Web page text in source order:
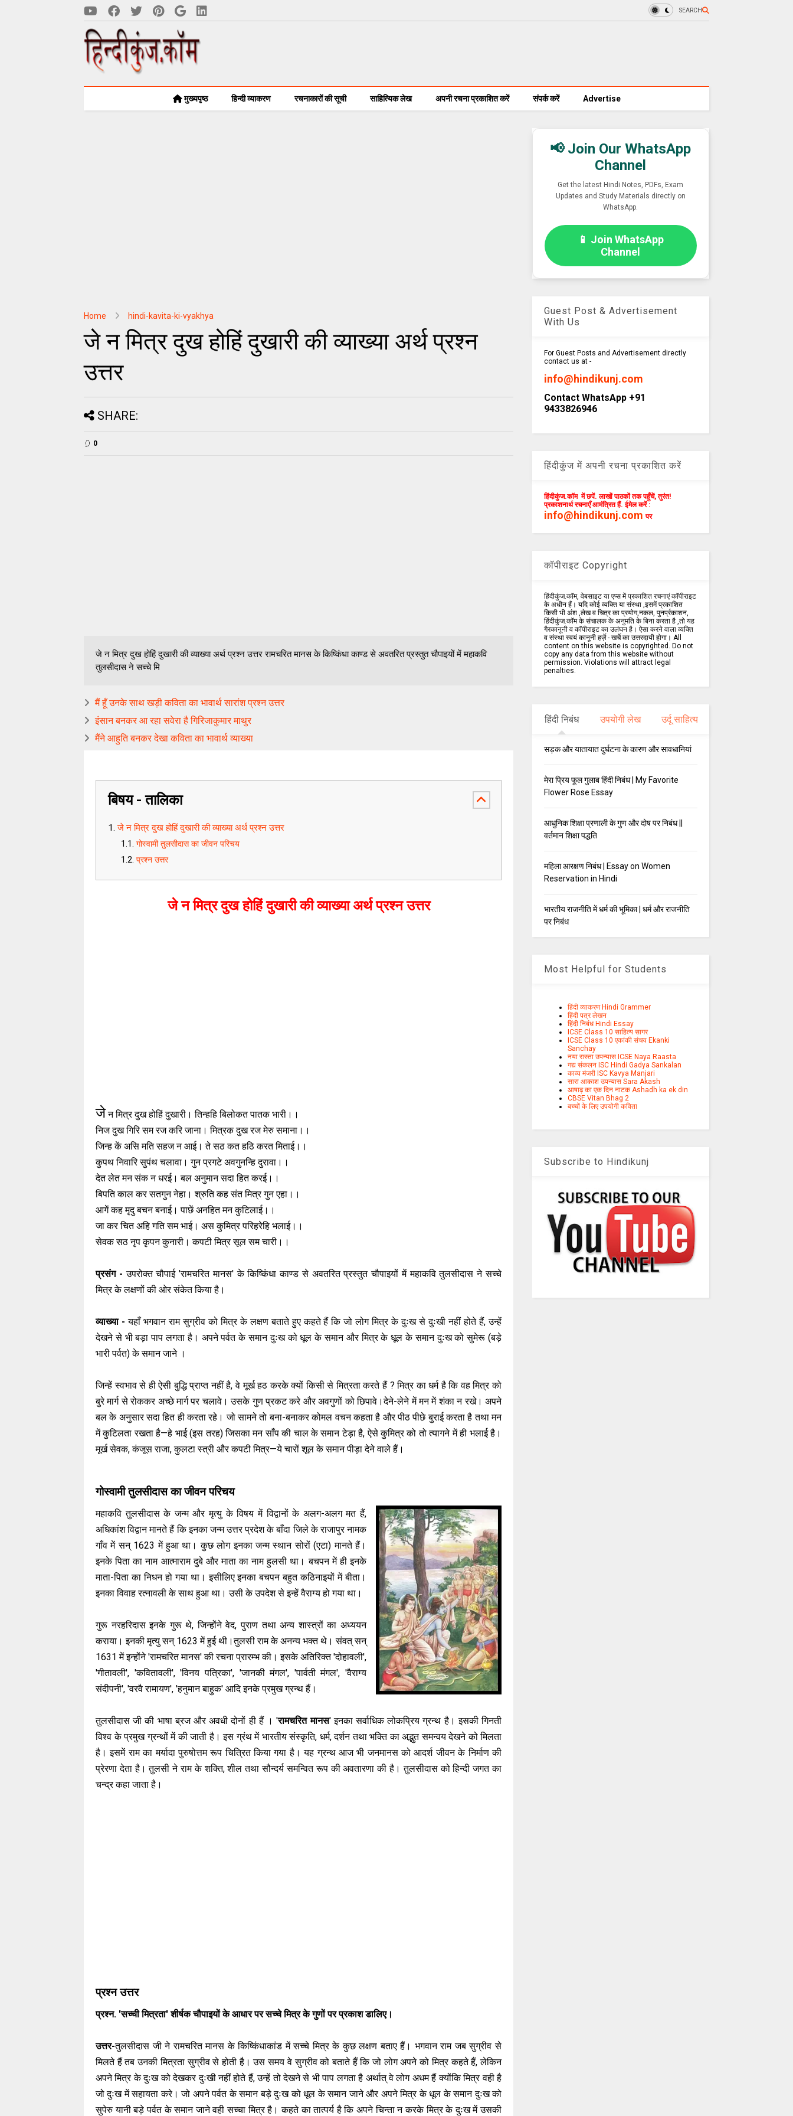
SEARCH
मुख्यपृष्ठ हिन्दी व्याकरण रचनाकारों की सूची साहित्यिक लेख अपनी रचना प्रकाशित करें संपर्क करें Advertise
Home hindi-kavita-ki-vyakhya
जे न मित्र दुख होहिं दुखारी की व्याख्या अर्थ प्रश्न
उत्तर
SHARE:
0
जे न मित्र दुख होहिं दुखारी की व्याख्या अर्थ प्रश्न उत्तर रामचरित मानस के किष्किंधा काण्ड से अवतरित प्रस्तुत चौपाइयों में महाकवि
तुलसीदास ने सच्चे मि
मैं हूँ उनके साथ खड़ी कविता का भावार्थ सारांश प्रश्न उत्तर
इंसान बनकर आ रहा सवेरा है गिरिजाकुमार माथुर
मैंने आहुति बनकर देखा कविता का भावार्थ व्याख्या
बिषय - तालिका
जे न मित्र दुख होहिं दुखारी की व्याख्या अर्थ प्रश्न उत्तर
गोस्वामी तुलसीदास का जीवन परिचय
प्रश्न उत्तर
जे न मित्र दुख होहिं दुखारी की व्याख्या अर्थ प्रश्न उत्तर
जेन मित्र दुख होहिं दुखारी। तिन्हहि बिलोकत पातक भारी।।
निज दुख गिरि सम रज करि जाना। मित्रक दुख रज मेरु समाना।।
जिन्ह कें असि मति सहज न आई। ते सठ कत हठि करत मिताई।।
कुपथ निवारि सुपंथ चलावा। गुन प्रगटे अवगुनन्हि दुरावा।।
देत लेत मन संक न धरई। बल अनुमान सदा हित करई।।
बिपति काल कर सतगुन नेहा। श्रुति कह संत मित्र गुन एहा।।
आगें कह मृदु बचन बनाई। पाछें अनहित मन कुटिलाई।।
जा कर चित अहि गति सम भाई। अस कुमित्र परिहरेहि भलाई।।
सेवक सठ नृप कृपन कुनारी। कपटी मित्र सूल सम चारी।।
प्रसंग - उपरोक्त चौपाई 'रामचरित मानस' के किष्किंधा काण्ड से अवतरित प्रस्तुत चौपाइयों में महाकवि तुलसीदास ने सच्चे
मित्र के लक्षणों की ओर संकेत किया है।
व्याख्या - यहाँ भगवान राम सुग्रीव को मित्र के लक्षण बताते हुए कहते हैं कि जो लोग मित्र के दुःख से दुःखी नहीं होते हैं, उन्हें
देखने से भी बड़ा पाप लगता है। अपने पर्वत के समान दुःख को धूल के समान और मित्र के धूल के समान दुःख को सुमेरू (बड़े
भारी पर्वत) के समान जाने ।
जिन्हें स्वभाव से ही ऐसी बुद्धि प्राप्त नहीं है, वे मूर्ख हठ करके क्यों किसी से मित्रता करते हैं ? मित्र का धर्म है कि वह मित्र को
बुरे मार्ग से रोककर अच्छे मार्ग पर चलावे। उसके गुण प्रकट करे और अवगुणों को छिपावे।देने-लेने में मन में शंका न रखे। अपने
बल के अनुसार सदा हित ही करता रहे। जो सामने तो बना-बनाकर कोमल वचन कहता है और पीठ पीछे बुराई करता है तथा मन
में कुटिलता रखता है—हे भाई (इस तरह) जिसका मन साँप की चाल के समान टेड़ा है, ऐसे कुमित्र को तो त्यागने में ही भलाई है।
मूर्ख सेवक, कंजूस राजा, कुलटा स्त्री और कपटी मित्र—ये चारों शूल के समान पीड़ा देने वाले हैं।
गोस्वामी तुलसीदास का जीवन परिचय
महाकवि तुलसीदास के जन्म और मृत्यु के विषय में विद्वानों के अलग-अलग मत हैं,
अधिकांश विद्वान मानते हैं कि इनका जन्म उत्तर प्रदेश के बाँदा जिले के राजापुर नामक
गाँव में सन् 1623 में हुआ था। कुछ लोग इनका जन्म स्थान सोरों (एटा) मानते हैं।
इनके पिता का नाम आत्माराम दुबे और माता का नाम हुलसी था। बचपन में ही इनके
माता-पिता का निधन हो गया था। इसीलिए इनका बचपन बहुत कठिनाइयों में बीता।
इनका विवाह रत्नावली के साथ हुआ था। उसी के उपदेश से इन्हें वैराग्य हो गया था।
गुरू नरहरिदास इनके गुरू थे, जिन्होंने वेद, पुराण तथा अन्य शास्त्रों का अध्ययन
कराया। इनकी मृत्यु सन् 1623 में हुई थी।तुलसी राम के अनन्य भक्त थे। संवत् सन्
1631 में इन्होंने 'रामचरित मानस' की रचना प्रारम्भ की। इसके अतिरिक्त 'दोहावली',
'गीतावली', 'कवितावली', 'विनय पत्रिका', 'जानकी मंगल', 'पार्वती मंगल', 'वैराग्य
संदीपनी', 'वरवै रामायण', 'हनुमान बाहुक' आदि इनके प्रमुख ग्रन्थ हैं।
तुलसीदास जी की भाषा ब्रज और अवधी दोनों ही हैं । 'रामचरित मानस' इनका सर्वाधिक लोकप्रिय ग्रन्थ है। इसकी गिनती
विश्व के प्रमुख ग्रन्थों में की जाती है। इस ग्रंथ में भारतीय संस्कृति, धर्म, दर्शन तथा भक्ति का अद्भुत समन्वय देखने को मिलता
है। इसमें राम का मर्यादा पुरुषोत्तम रूप चित्रित किया गया है। यह ग्रन्थ आज भी जनमानस को आदर्श जीवन के निर्माण की
प्रेरणा देता है। तुलसी ने राम के शक्ति, शील तथा सौन्दर्य समन्वित रूप की अवतारणा की है। तुलसीदास को हिन्दी जगत का
चन्द्र कहा जाता है।
प्रश्न उत्तर
प्रश्न. 'सच्ची मित्रता' शीर्षक चौपाइयों के आधार पर सच्चे मित्र के गुणों पर प्रकाश डालिए।
उत्तर-तुलसीदास जी ने रामचरित मानस के किष्किंधाकांड में सच्चे मित्र के कुछ लक्षण बताए हैं। भगवान राम जब सुग्रीव से
मिलते हैं तब उनकी मित्रता सुग्रीव से होती है। उस समय वे सुग्रीव को बताते हैं कि जो लोग अपने को मित्र कहते हैं, लेकिन
अपने मित्र के दुःख को देखकर दुःखी नहीं होते हैं, उन्हें तो देखने से भी पाप लगता है अर्थात् वे लोग अधम हैं क्योंकि मित्र वही है
जो दुःख में सहायता करे। जो अपने पर्वत के समान बड़े दुःख को धूल के समान जाने और अपने मित्र के धूल के समान दुःख को
सुपेरु यानी बड़े पर्वत के समान जाने वही सच्चा मित्र है। कहते का तात्पर्य है कि अपने चिन्ता न करके मित्र के दुःख में उसकी
📢 Join Our WhatsApp
Channel
Get the latest Hindi Notes, PDFs, Exam
Updates and Study Materials directly on
WhatsApp.
📱 Join WhatsApp
Channel
Guest Post & Advertisement
With Us
For Guest Posts and Advertisement directly
contact us at -
info@hindikunj.com
Contact WhatsApp +91
9433826946
हिंदीकुंज में अपनी रचना प्रकाशित करें
हिंदीकुंज.कॉम में छपें. लाखों पाठकों तक पहुँचें, तुरंत!
प्रकाशनार्थ रचनाएँ आमंत्रित हैं. ईमेल करें :
info@hindikunj.com पर
कॉपीराइट Copyright
हिंदीकुंज.कॉम, वेबसाइट या एप्स में प्रकाशित रचनाएं कॉपीराइट
के अधीन हैं। यदि कोई व्यक्ति या संस्था ,इसमें प्रकाशित
किसी भी अंश ,लेख व चित्र का प्रयोग,नकल, पुनर्प्रकाशन,
हिंदीकुंज.कॉम के संचालक के अनुमति के बिना करता है ,तो यह
गैरकानूनी व कॉपीराइट का उलंघन है। ऐसा करने वाला व्यक्ति
व संस्था स्वयं कानूनी हर्ज़े - खर्चे का उत्तरदायी होगा। All
content on this website is copyrighted. Do not
copy any data from this website without
permission. Violations will attract legal
penalties.
हिंदी निबंध उपयोगी लेख उर्दू साहित्य
सड़क और यातायात दुर्घटना के कारण और सावधानियां
मेरा प्रिय फूल गुलाब हिंदी निबंध | My Favorite
Flower Rose Essay
आधुनिक शिक्षा प्रणाली के गुण और दोष पर निबंध ||
वर्तमान शिक्षा पद्धति
महिला आरक्षण निबंध | Essay on Women
Reservation in Hindi
भारतीय राजनीति में धर्म की भूमिका | धर्म और राजनीति
पर निबंध
Most Helpful for Students
हिंदी व्याकरण Hindi Grammer
हिंदी पत्र लेखन
हिंदी निबंध Hindi Essay
ICSE Class 10 साहित्य सागर
ICSE Class 10 एकांकी संचय Ekanki
Sanchay
नया रास्ता उपन्यास ICSE Naya Raasta
गद्य संकलन ISC Hindi Gadya Sankalan
काव्य मंजरी ISC Kavya Manjari
सारा आकाश उपन्यास Sara Akash
आषाढ़ का एक दिन नाटक Ashadh ka ek din
CBSE Vitan Bhag 2
बच्चों के लिए उपयोगी कविता
Subscribe to Hindikunj